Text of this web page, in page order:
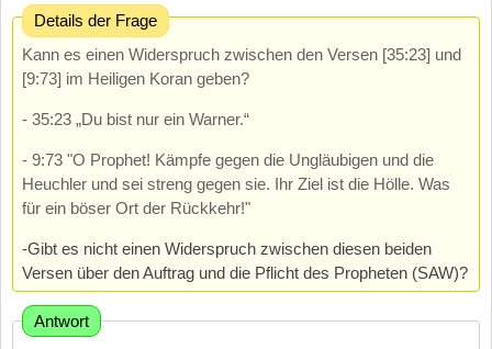
Details der Frage
Kann es einen Widerspruch zwischen den Versen [35:23] und
[9:73] im Heiligen Koran geben?
- 35:23 „Du bist nur ein Warner.“
- 9:73 "O Prophet! Kämpfe gegen die Ungläubigen und die
Heuchler und sei streng gegen sie. Ihr Ziel ist die Hölle. Was
für ein böser Ort der Rückkehr!"
-Gibt es nicht einen Widerspruch zwischen diesen beiden
Versen über den Auftrag und die Pflicht des Propheten (SAW)?
Antwort